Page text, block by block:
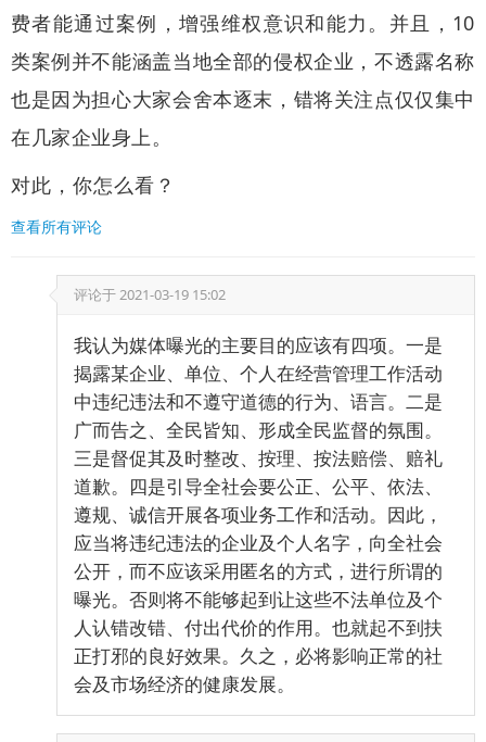
费者能通过案例，增强维权意识和能力。并且，10
类案例并不能涵盖当地全部的侵权企业，不透露名称
也是因为担心大家会舍本逐末，错将关注点仅仅集中
在几家企业身上。
对此，你怎么看？
查看所有评论
评论于2021-03-19 15:02
我认为媒体曝光的主要目的应该有四项。一是
揭露某企业、单位、个人在经营管理工作活动
中违纪违法和不遵守道德的行为、语言。二是
广而告之、全民皆知、形成全民监督的氛围。
三是督促其及时整改、按理、按法赔偿、赔礼
道歉。四是引导全社会要公正、公平、依法、
遵规、诚信开展各项业务工作和活动。因此，
应当将违纪违法的企业及个人名字，向全社会
公开，而不应该采用匿名的方式，进行所谓的
曝光。否则将不能够起到让这些不法单位及个
人认错改错、付出代价的作用。也就起不到扶
正打邪的良好效果。久之，必将影响正常的社
会及市场经济的健康发展。